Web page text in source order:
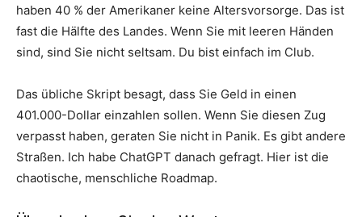
haben 40 % der Amerikaner keine Altersvorsorge. Das ist
fast die Hälfte des Landes. Wenn Sie mit leeren Händen
sind, sind Sie nicht seltsam. Du bist einfach im Club.
Das übliche Skript besagt, dass Sie Geld in einen
401.000-Dollar einzahlen sollen. Wenn Sie diesen Zug
verpasst haben, geraten Sie nicht in Panik. Es gibt andere
Straßen. Ich habe ChatGPT danach gefragt. Hier ist die
chaotische, menschliche Roadmap.